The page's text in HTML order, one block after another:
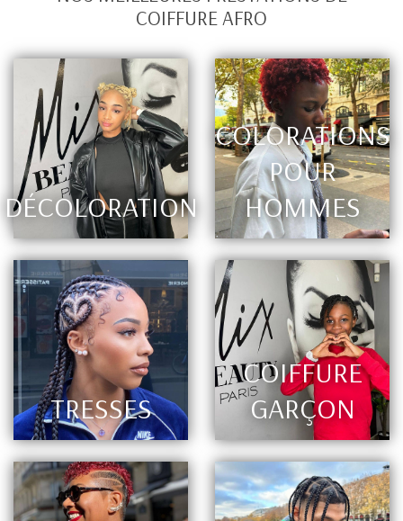
COIFFURE AFRO
DÉCOLORATION
COLORATIONS
POUR
HOMMES
TRESSES
COIFFURE
GARÇON